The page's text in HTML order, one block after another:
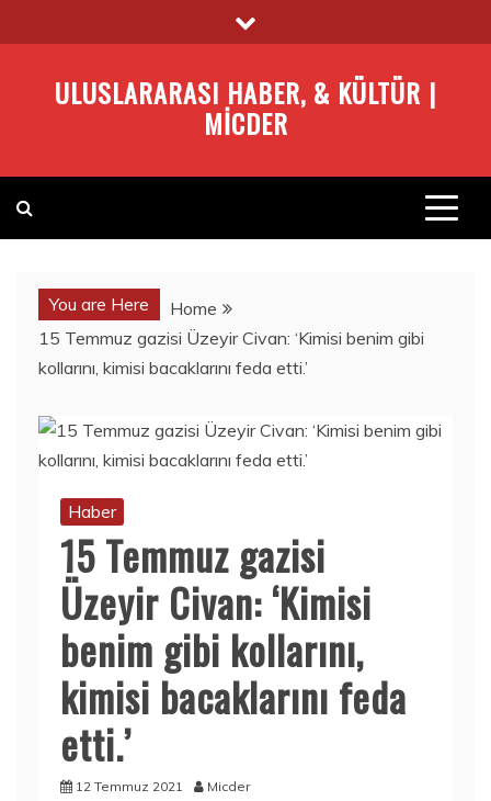
to
ULUSLARARASI HABER, & KÜLTÜR |
MICDER
You are Here
Home
15 Temmuz gazisi Üzeyir Civan: ‘Kimisi benim gibi
kollarını, kimisi bacaklarını feda etti.’
Haber
15 Temmuz gazisi
Üzeyir Civan: ‘Kimisi
benim gibi kollarını,
kimisi bacaklarını feda
etti.’
12 Temmuz 2021 Micder